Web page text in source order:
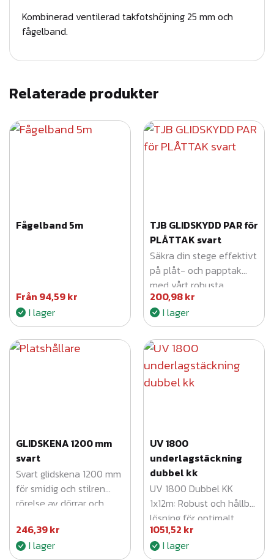
e
b
n
Kombinerad ventilerad takfotshöjning 25 mm och
fågelband.
Relaterade produkter
Fågelband 5m
Från 94,59kr
I lager
TJB GLIDSKYDD PAR för
PLÅTTAK svart
Säkra din stege effektivt
på plåt- och papptak
med vårt robusta
Glidskydd PAR i svart
design för optimal
säkerhet.
200,98kr
I lager
GLIDSKENA 1200 mm
svart
Svart glidskena 1200 mm
för smidig och stilren
rörelse av dörrar och
246,39kr
I lager
UV 1800
underlagstäckning
dubbel kk
UV 1800 Dubbel KK
1x12m: Robust och hållbar
lösning för optimalt
skydd och prestanda.
1051,52 kr
I lager